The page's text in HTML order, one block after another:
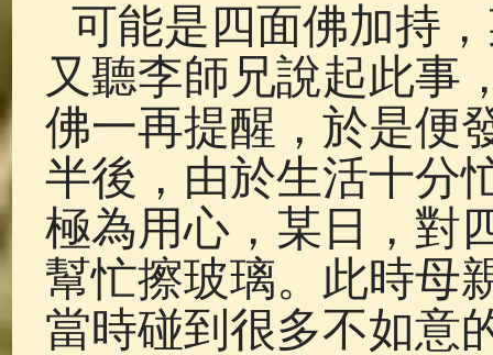
可能是四面佛加持
又聽李師兄說起此事
佛一再提醒，於是便
半後，由於生活十分
極為用心，某日，對
幫忙擦玻璃。此時母
當時碰到很多不如意